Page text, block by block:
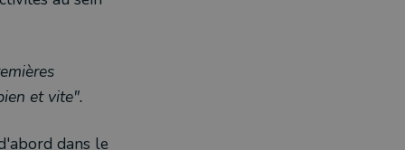
et vite".
dans le